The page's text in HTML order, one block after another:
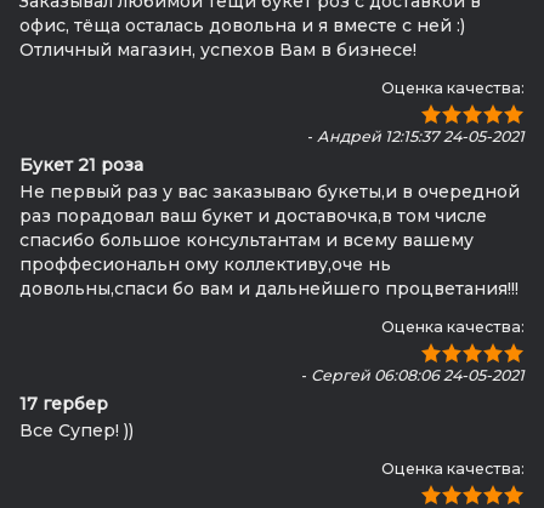
офис, тёща осталась довольна и я вместе с ней :)
Отличный магазин, успехов Вам в бизнесе!
Оценка качества:
- Андрей 12:15:37 24-05-2021
Букет 21 роза
Не первый раз у вас заказываю букеты,и в очередной
раз порадовал ваш букет и доставочка,в том числе
спасибо большое консультантам и всему вашему
проффесиональн ому коллективу,оче нь
довольны,спаси бо вам и дальнейшего процветания!!!
Оценка качества:
- Сергей 06:08:06 24-05-2021
17 гербер
Все Супер! ))
Оценка качества: